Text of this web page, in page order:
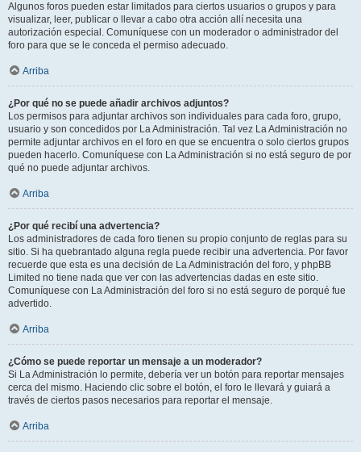
Algunos foros pueden estar limitados para ciertos usuarios o grupos y para
visualizar, leer, publicar o llevar a cabo otra acción allí necesita una
autorización especial. Comuníquese con un moderador o administrador del
foro para que se le conceda el permiso adecuado.
Arriba
¿Por qué no se puede añadir archivos adjuntos?
Los permisos para adjuntar archivos son individuales para cada foro, grupo,
usuario y son concedidos por La Administración. Tal vez La Administración no
permite adjuntar archivos en el foro en que se encuentra o solo ciertos grupos
pueden hacerlo. Comuníquese con La Administración si no está seguro de por
qué no puede adjuntar archivos.
Arriba
¿Por qué recibí una advertencia?
Los administradores de cada foro tienen su propio conjunto de reglas para su
sitio. Si ha quebrantado alguna regla puede recibir una advertencia. Por favor
recuerde que esta es una decisión de La Administración del foro, y phpBB
Limited no tiene nada que ver con las advertencias dadas en este sitio.
Comuníquese con La Administración del foro si no está seguro de porqué fue
advertido.
Arriba
¿Cómo se puede reportar un mensaje a un moderador?
Si La Administración lo permite, debería ver un botón para reportar mensajes
cerca del mismo. Haciendo clic sobre el botón, el foro le llevará y guiará a
través de ciertos pasos necesarios para reportar el mensaje.
Arriba